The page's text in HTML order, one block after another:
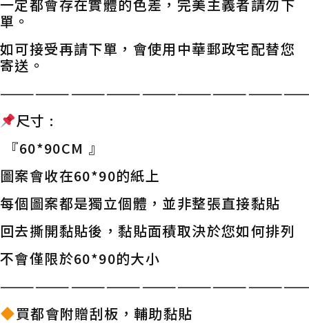
一定都會存在實體的色差，完美主義者請勿下
單。
如可接受再請下單，會使用中華郵政宅配替您
寄送。
尺寸 :
『60*90CM 』
圖案會收在60*90的紙上
每個圖案都是獨立個體，並非整張直接黏貼
回去撕開黏貼後，黏貼面積取決於您如何排列
不會僅限於60*90的大小
買都會附贈刮板，輔助黏貼